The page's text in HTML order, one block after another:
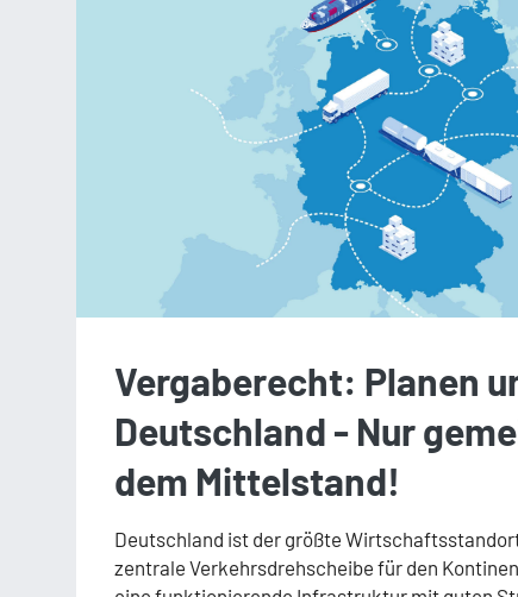
Vergaberecht: Planen
Deutschland - Nur
dem Mittelstand!
Deutschland ist der größte
zentrale Verkehrsdrehscheibe für den